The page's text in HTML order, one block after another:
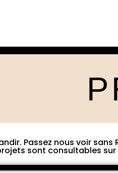
Passez nous voir
sont consultables